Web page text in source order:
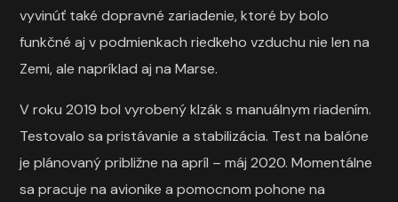
vyvinúť také dopravné zariadenie, ktoré by bolo
funkčné aj v podmienkach riedkeho vzduchu nie len na
Zemi, ale napríklad aj na Marse.
V roku 2019 bol vyrobený klzák s manuálnym riadením.
Testovalo sa pristávanie a stabilizácia. Test na balóne
je plánovaný približne na apríl – máj 2020. Momentálne
sa pracuje na avionike a pomocnom pohone na